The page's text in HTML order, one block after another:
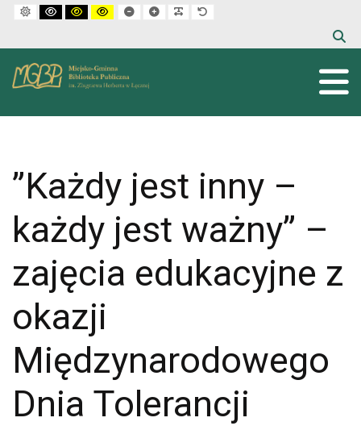
Default mode
High contrast black white mode
High contrast black yellow mode
High contrast yellow black mode
Set smaller font
Set larger font
Make font more readable
”Każdy jest inny –
każdy jest ważny” –
zajęcia edukacyjne z
okazji
Międzynarodowego
Dnia Tolerancji